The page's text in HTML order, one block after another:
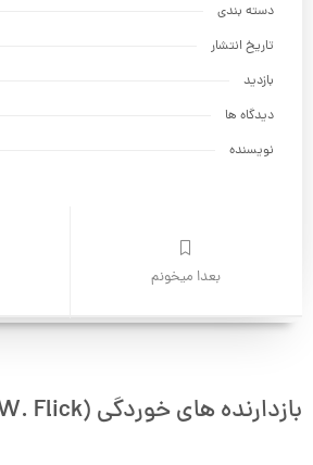
دسته بندی
تاریخ انتشار
بازدید
دیدگاه ها
نویسنده
بعدا میخونم
بازدارنده های خوردگی (Ernest W. Flick)